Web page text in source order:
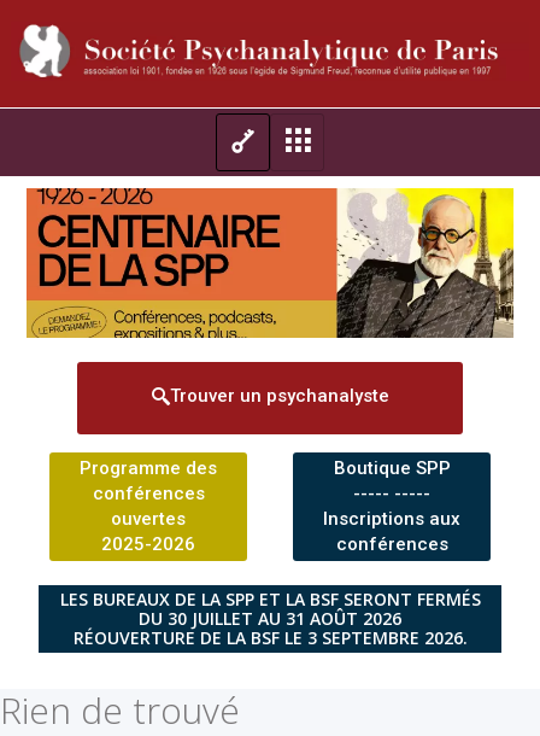
Trouver un psychanalyste
Programme des
conférences
ouvertes
2025-2026
Boutique SPP
----- -----
Inscriptions aux
conférences
LES BUREAUX DE LA SPP ET LA BSF SERONT FERMÉS
DU 30 JUILLET AU 31 AOÛT 2026
RÉOUVERTURE DE LA BSF LE 3 SEPTEMBRE 2026.
Rien de trouvé